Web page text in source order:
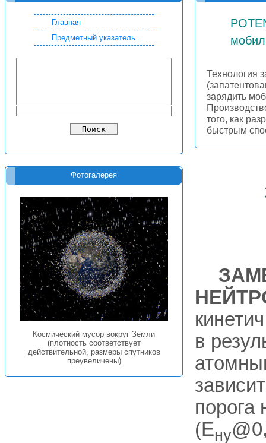
Главная
Предметный указатель
Фотогалерея
Космический мусор вокруг Земли
(плотность соответствует
действительной, размеры спутников
преувеличены)
Технология
зарядить
того, как
быстрым
в
порога
(Eну